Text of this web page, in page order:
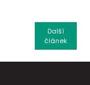
Další
článek